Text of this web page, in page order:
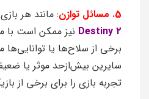
5. مسائل توازن
: مانند هر
Destiny 2 نیز ممکن است با
برخی از سلاح‌ها یا
سایرین بیش‌ازحد موثر یا
تجربه بازی را برای برخی از